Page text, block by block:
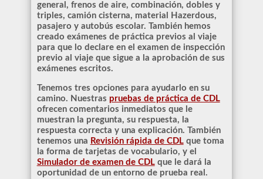
general, frenos de aire, combinación, dobles y
triples, camión cisterna, material Hazerdous,
pasajero y autobús escolar. También hemos
creado exámenes de práctica previos al viaje
para que lo declare en el examen de inspección
previo al viaje que sigue a la aprobación de sus
exámenes escritos.
Tenemos tres opciones para ayudarlo en su
camino. Nuestras pruebas de práctica de CDL
ofrecen comentarios inmediatos que le
muestran la pregunta, su respuesta, la
respuesta correcta y una explicación. También
tenemos una Revisión rápida de CDLque toma
la forma de tarjetas de vocabulario, y el
Simulador de examen de CDLque le dará la
oportunidad de un entorno de prueba real.